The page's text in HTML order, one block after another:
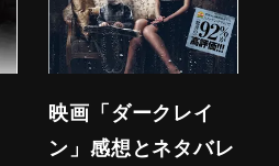
映画「ダークレイ
ン」感想とネタバレ